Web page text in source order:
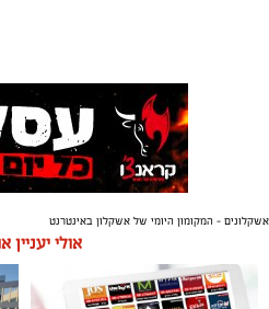
אשקלונים - המקומון היומי של אשקלון באינטרנט
אולי יעניין